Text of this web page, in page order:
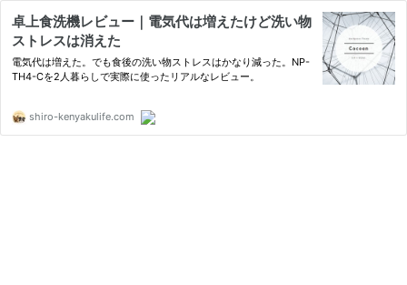
卓上食洗機レビュー｜電気代は増えたけど洗い物
ストレスは消えた
電気代は増えた。でも食後の洗い物ストレスはかなり減った。NP-
TH4-Cを2人暮らしで実際に使ったリアルなレビュー。
shiro-kenyakulife.com